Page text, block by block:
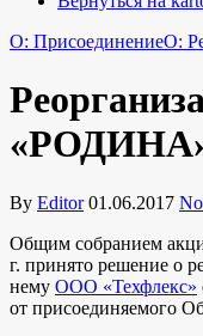
O: ПрисоединениеO:
By Editor 01.06.2017
Общим собранием
г. принято решение о
нему ООО «Техфлекс»
от присоединяемого